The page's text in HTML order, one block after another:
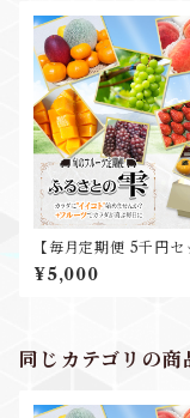
【毎月定期便 5千円セ
るさとの雫 ~季節の高
ーツ詰合せセット~
¥5,000
同じカテゴリの商